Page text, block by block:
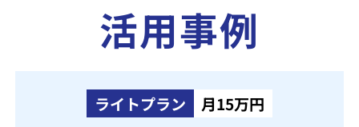
活用事例
ライトプラン
月15万円